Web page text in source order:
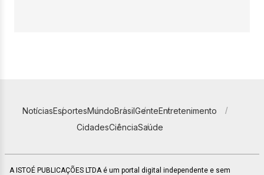
NotíciasEsportesMundoBrasilGenteEntretenimento
CidadesCiênciaSaúde
A ISTOÉ PUBLICAÇÕES LTDA é um portal digital independente e sem